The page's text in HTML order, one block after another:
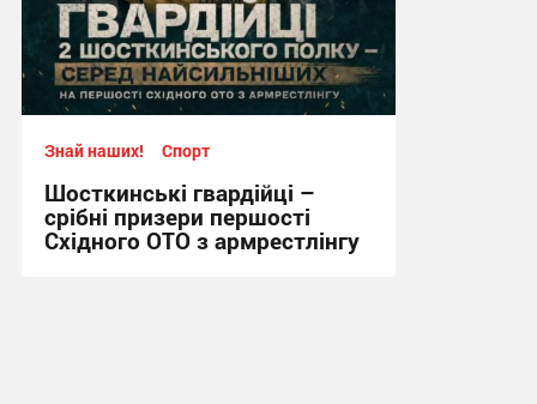
Знай наших! Спорт
Шосткинські гвардійці –
срібні призери першості
Східного ОТО з армрестлінгу